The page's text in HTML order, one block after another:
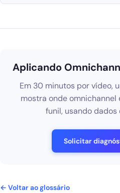
Aplicando
Em 30 minutos por vídeo,
mostra onde omnichannel
funil, usando dados
Solicitar
← Voltar ao glossário